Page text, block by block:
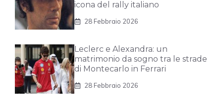
icona del rally italiano
28 Febbraio 2026
Leclerc e Alexandra: un
matrimonio da sogno tra le strade
di Montecarlo in Ferrari
28 Febbraio 2026